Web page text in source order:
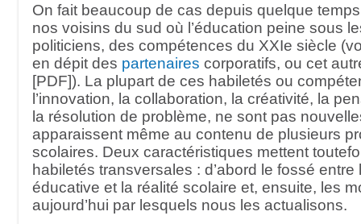
On fait beaucoup de cas depuis quelque
nos voisins du sud où l’éducation peine sous
politiciens, des compétences du XXIe siècle
en dépit des partenaires corporatifs, ou cet
[PDF]). La plupart de ces habiletés ou
l’innovation, la collaboration, la créativité, la
la résolution de problème, ne sont pas
apparaissent même au contenu de plusieurs
scolaires. Deux caractéristiques mettent
habiletés transversales : d’abord le fossé entre
éducative et la réalité scolaire et, ensuite, les
aujourd’hui par lesquels nous les actualisons.